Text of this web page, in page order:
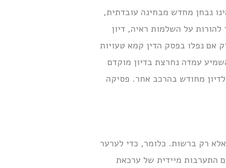
נבחן מחדש מבחינה עובדתית,
על השלמות ראיה, דיון
אם נפלו בפסק הדין קמא טעויות
עמדה נחרצת בדיון מוקדם
מחודש בהרכב אחר. פסיקה
אלא רק ברשות. כלומר, כדי לערער
התערבות מיידית של ערכאת